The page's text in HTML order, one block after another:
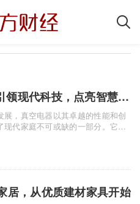
真空电器：引领现代科技，点亮智慧生活
展，真空电器以其卓越的性能和创
现代家庭不可或缺的一部分。它们
活触手可及。 真空电器，顾
居，从优质建材家具开始